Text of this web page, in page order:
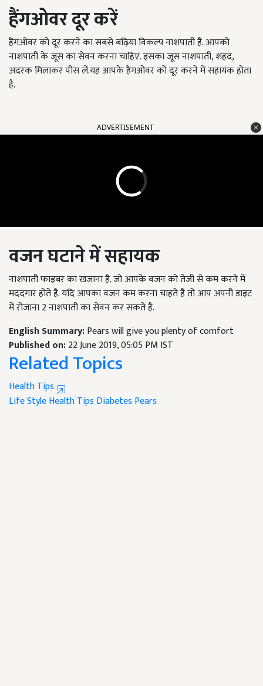
हैंगओवर दूर करें
हैंगओवर को दूर करने का सबसे बढ़िया विकल्प नाशपाती है. आपको
नाशपाती के जूस का सेवन करना चाहिए. इसका जूस नाशपाती, शहद,
अदरक मिलाकर पीस लें.यह आपके हैंगओवर को दूर करने में सहायक होता
है.
ADVERTISEMENT
वजन घटाने में सहायक
नाशपाती फाइबर का खजाना है. जो आपके वजन को तेजी से कम करने में
मददगार होते है. यदि आपका वजन कम करना चाहते है तो आप अपनी डाइट
में रोजाना 2 नाशपाती का सेवन कर सकते है.
English Summary:Pears will give you plenty of comfort
Published on:22 June 2019, 05:05 PM IST
Related Topics
Health Tips
Life StyleHealth Tips Diabetes Pears